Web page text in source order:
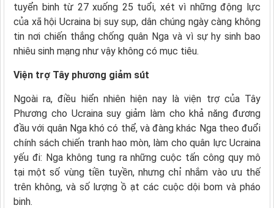
tuyển binh từ 27 xuống 25 tuổi, xét vì những động lực
của xã hội Ucraina bị suy sụp, dân chúng ngày càng không
tin nơi chiến thắng chống quân Nga và vì sự hy sinh bao
nhiêu sinh mạng như vậy không có mục tiêu.
Viện trợ Tây phương giảm sút
Ngoài ra, điều hiển nhiên hiện nay là viện trợ của Tây
Phương cho Ucraina suy giảm làm cho khả năng đương
đầu với quân Nga khó có thể, và đàng khác Nga theo đuổi
chính sách chiến tranh hao mòn, làm cho quân lực Ucraina
yếu đi: Nga không tung ra những cuộc tấn công quy mô
tại một số vùng tiền tuyền, nhưng chỉ nhắm vào ưu thế
trên không, và số lượng ồ ạt các cuộc dội bom và pháo
binh.